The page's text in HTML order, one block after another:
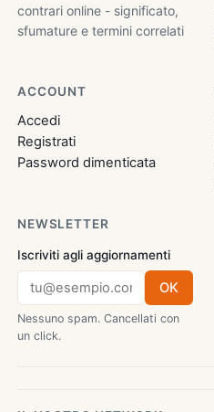
contrari online - significato,
sfumature e termini correlati
ACCOUNT
Accedi
Registrati
Password dimenticata
NEWSLETTER
Iscriviti agli aggiornamenti
OK
Nessuno spam. Cancellati con
un click.